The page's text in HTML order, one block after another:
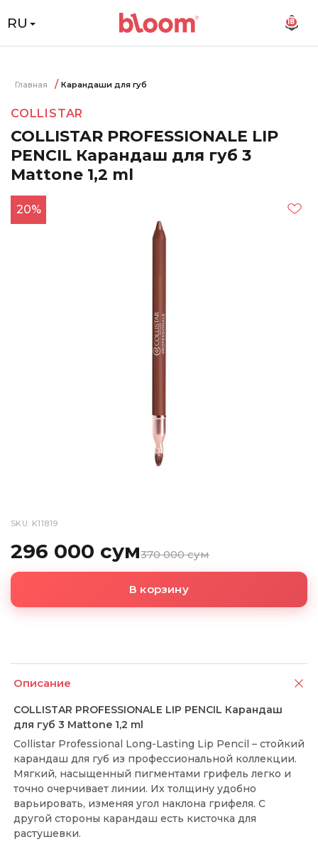
RU 18
Главная Карандаши для губ
COLLISTAR
COLLISTAR PROFESSIONALE LIP
PENCIL Карандаш для губ 3
Mattone 1,2 ml
20%
SKU: K11819
296 000 сум370 000 сум
В корзину
Описание
COLLISTAR PROFESSIONALE LIP PENCIL Карандаш
для губ 3 Mattone 1,2 ml
Collistar Professional Long-Lasting Lip Pencil – стойкий
карандаш для губ из профессиональной коллекции.
Мягкий, насыщенный пигментами грифель легко и
точно очерчивает линии. Их толщину удобно
варьировать, изменяя угол наклона грифеля. С
другой стороны карандаш есть кисточка для
растушевки.